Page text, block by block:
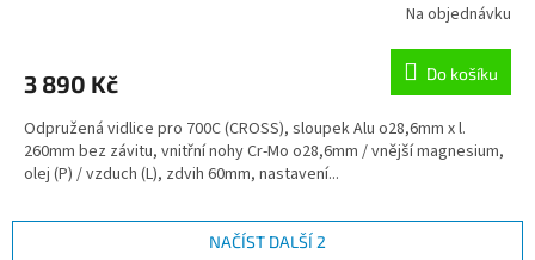
Na objednávku
3 890 Kč Do košíku
Odpružená vidlice pro 700C (CROSS), sloupek Alu o28,6mm x l.
260mm bez závitu, vnitřní nohy Cr-Mo o28,6mm / vnější magnesium,
olej (P) / vzduch (L), zdvih 60mm, nastavení...
NAČÍST DALŠÍ 2